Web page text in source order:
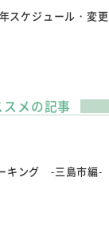
スケジュール・変更
メの記事
キング -三島市編-